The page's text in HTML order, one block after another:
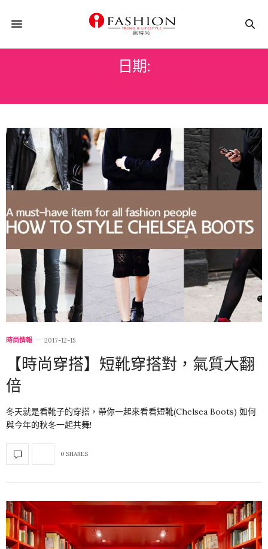
日期:
時尚情報 2017-12-15
【時尚穿搭】短靴穿搭對，氣質大翻
倍
冬天就是看靴子的穿搭，帶你一起來看看短靴(Chelsea Boots) 如何
與今年的秋冬一起共舞!
0 SHARES